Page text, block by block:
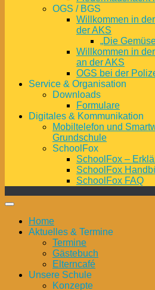
OGS / BGS
Willkommen in
der AKS
„Die
Willkommen in
an der AKS
OGS bei der
Service & Organisation
Downloads
Formulare
Digitales & Kommunikation
Mobiltelefon und
Grundschule
SchoolFox
SchoolFox –
SchoolFox
SchoolFox FAQ
Home
Aktuelles & Termine
Termine
Gästebuch
Elterncafé
Unsere Schule
Konzepte